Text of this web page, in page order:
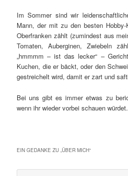
Im Sommer sind wir
Mann, der mit zu den besten Hobby-
Oberfranken zählt (zumindest aus
Tomaten, Auberginen, Zwiebeln
„hmmmm – ist das lecker“ –
Kuchen, die er bäckt, oder den
gestreichelt wird, damit er zart und
Bei uns gibt es immer etwas zu
wenn ihr wieder vorbei schauen würdet.
EIN GEDANKE ZU „ÜBER MICH“